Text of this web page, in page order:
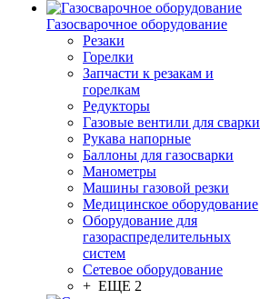
Газосварочное оборудование
Резаки
Горелки
Запчасти к резакам и
горелкам
Редукторы
Газовые вентили для сварки
Рукава напорные
Баллоны для газосварки
Манометры
Машины газовой резки
Медицинское оборудование
Оборудование для
газораспределительных
систем
Сетевое оборудование
+ ЕЩЕ 2